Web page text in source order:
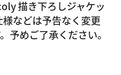
描き下ろしジャケッ
などは予告なく変更
予めご了承ください。